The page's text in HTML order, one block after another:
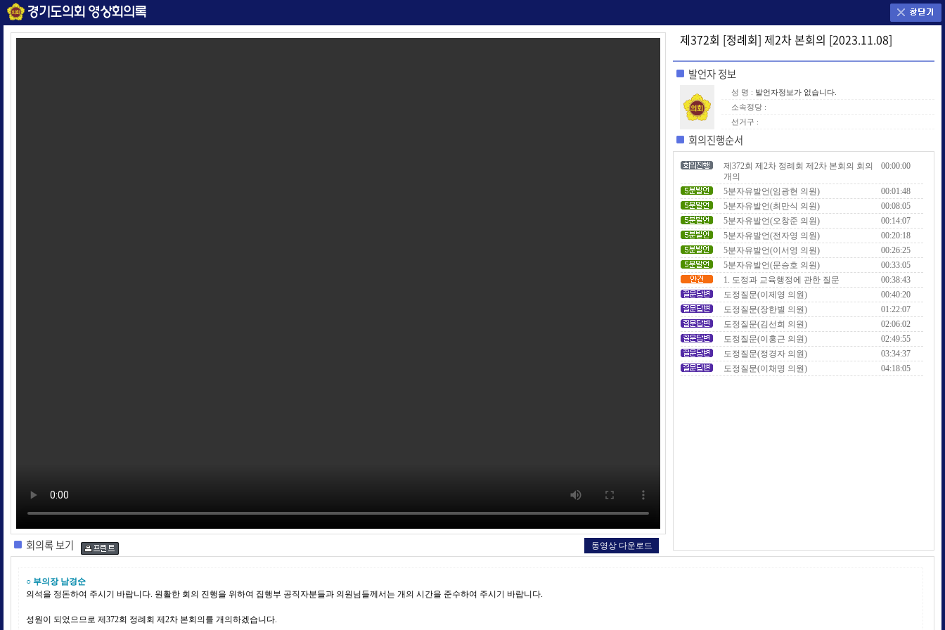
제372회 [정례회] 제2차 본회의 [2023.11.08]
발언자 정보
성 명 : 발언자정보가 없습니다.
소속정당 :
선거구 :
회의진행순서
제372회 제2차 정례회 제2차 본회의 회의
개의
00:00:00
5분자유발언(임광현 의원)
00:01:48
5분자유발언(최만식 의원)
00:08:05
5분자유발언(오창준 의원)
00:14:07
5분자유발언(전자영 의원)
00:20:18
5분자유발언(이서영 의원)
00:26:25
5분자유발언(문승호 의원)
00:33:05
1. 도정과 교육행정에 관한 질문
00:38:43
도정질문(이제영 의원)
00:40:20
도정질문(장한별 의원)
01:22:07
도정질문(김선희 의원)
02:06:02
도정질문(이홍근 의원)
02:49:55
도정질문(정경자 의원)
03:34:37
도정질문(이채명 의원)
04:18:05
회의록 보기 동영상 다운로드
○ 부의장 남경순
의석을 정돈하여 주시기 바랍니다. 원활한 회의 진행을 위하여 집행부 공직자분들과 의원님들께서는 개의 시간을 준수하여 주시기 바랍니다.
성원이 되었으므로 제372회 정례회 제2차 본회의를 개의하겠습니다.